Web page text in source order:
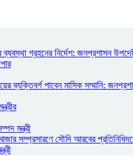
গ্রহনের নির্দেশ: জনপ্রশাসন
পাবেন মাসিক সম্মানি:
মন্ত্রী
সম্প্রসারণে সৌদি আরবের